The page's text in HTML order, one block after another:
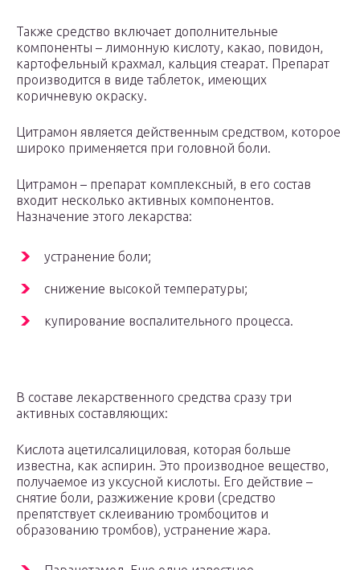
Также средство включает дополнительные
компоненты – лимонную кислоту, какао, повидон,
картофельный крахмал, кальция стеарат. Препарат
производится в виде таблеток, имеющих
коричневую окраску.
Цитрамон является действенным средством, которое
широко применяется при головной боли.
Цитрамон – препарат комплексный, в его состав
входит несколько активных компонентов.
Назначение этого лекарства:
устранение боли;
снижение высокой температуры;
купирование воспалительного процесса.
В составе лекарственного средства сразу три
активных составляющих:
Кислота ацетилсалициловая, которая больше
известна, как аспирин. Это производное вещество,
получаемое из уксусной кислоты. Его действие –
снятие боли, разжижение крови (средство
препятствует склеиванию тромбоцитов и
образованию тромбов), устранение жара.